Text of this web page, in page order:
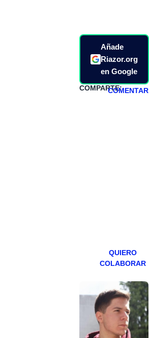
Añade
Riazor.org
en Google
COMPARTE:COMENTAR
QUIERO
COLABORAR